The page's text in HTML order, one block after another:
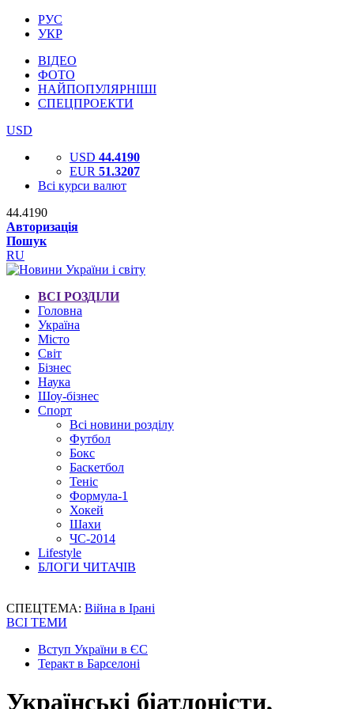
РУС
УКР
ВІДЕО
ФОТО
НАЙПОПУЛЯРНІШІ
СПЕЦПРОЕКТИ
USD
USD 44.4190
EUR 51.3207
Всі курси валют
44.4190
Авторизація
Пошук
RU
ВСІ РОЗДІЛИ
Головна
Україна
Місто
Світ
Бізнес
Наука
Шоу-бізнес
Спорт
Всі новини розділу
Футбол
Бокс
Баскетбол
Теніс
Формула-1
Хокей
Шахи
ЧС-2014
Lifestyle
БЛОГИ ЧИТАЧІВ
СПЕЦТЕМА: Війна в Ірані
ВСІ ТЕМИ
Вступ України в ЄС
Теракт в Барселоні
Українські біатлоністи,